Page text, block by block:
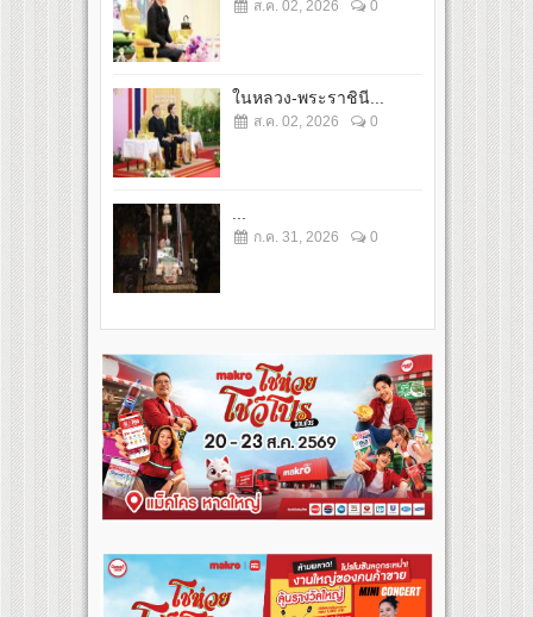
ส.ค. 02, 2026 0
ในหลวง-พระราชินี...
ส.ค. 02, 2026 0
ก.ค. 31, 2026 0